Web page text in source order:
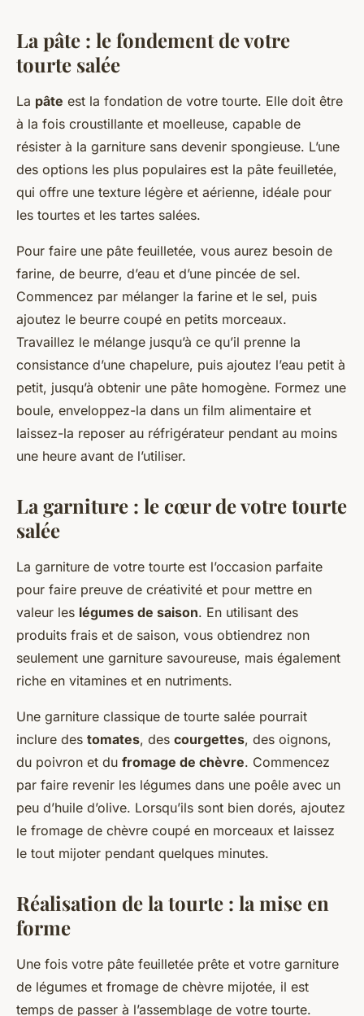
La pâte : le fondement de votre
tourte salée
La pâte est la fondation de votre tourte. Elle doit être
à la fois croustillante et moelleuse, capable de
résister à la garniture sans devenir spongieuse. L’une
des options les plus populaires est la pâte feuilletée,
qui offre une texture légère et aérienne, idéale pour
les tourtes et les tartes salées.
Pour faire une pâte feuilletée, vous aurez besoin de
farine, de beurre, d’eau et d’une pincée de sel.
Commencez par mélanger la farine et le sel, puis
ajoutez le beurre coupé en petits morceaux.
Travaillez le mélange jusqu’à ce qu’il prenne la
consistance d’une chapelure, puis ajoutez l’eau petit à
petit, jusqu’à obtenir une pâte homogène. Formez une
boule, enveloppez-la dans un film alimentaire et
laissez-la reposer au réfrigérateur pendant au moins
une heure avant de l’utiliser.
La garniture : le cœur de votre tourte
salée
La garniture de votre tourte est l’occasion parfaite
pour faire preuve de créativité et pour mettre en
valeur les légumes de saison. En utilisant des
produits frais et de saison, vous obtiendrez non
seulement une garniture savoureuse, mais également
riche en vitamines et en nutriments.
Une garniture classique de tourte salée pourrait
inclure des tomates, des courgettes, des oignons,
du poivron et du fromage de chèvre. Commencez
par faire revenir les légumes dans une poêle avec un
peu d’huile d’olive. Lorsqu’ils sont bien dorés, ajoutez
le fromage de chèvre coupé en morceaux et laissez
le tout mijoter pendant quelques minutes.
Réalisation de la tourte : la mise en
forme
Une fois votre pâte feuilletée prête et votre garniture
de légumes et fromage de chèvre mijotée, il est
temps de passer à l’assemblage de votre tourte.